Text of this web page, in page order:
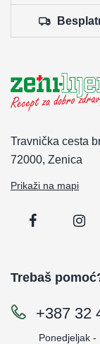
Travnička cesta
72000, Zenica
Prikaži na mapi
Trebaš
+387 32
Ponedjeljak